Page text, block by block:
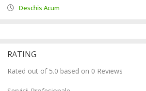
Deschis Acum
RATING
Rated out of 5.0 based on 0 Reviews